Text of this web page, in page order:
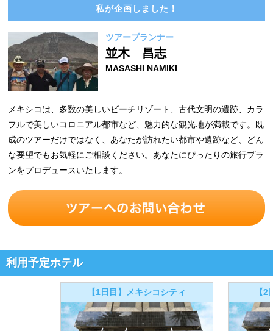
私が企画しました！
ツアープランナー
並木 昌志
MASASHI NAMIKI
メキシコは、多数の美しいビーチリゾート、古代文明の遺跡、カラ
フルで美しいコロニアル都市など、魅力的な観光地が満載です。既
成のツアーだけではなく、あなたが訪れたい都市や遺跡など、どん
な要望でもお気軽にご相談ください。あなたにぴったりの旅行プラ
ンをプロデュースいたします。
利用予定ホテル
【1日目】メキシコシティ 【